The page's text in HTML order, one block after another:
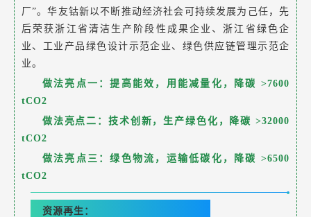
厂”。华友钴新以不断推动经济社会可持续发展为己任，先
后荣获浙江省清洁生产阶段性成果企业、浙江省绿色企
业、工业产品绿色设计示范企业、绿色供应链管理示范企
业。
做法亮点一：提高能效，用能减量化，降碳 >7600
tCO2
做法亮点二：技术创新，生产绿色化，降碳 >32000
tCO2
做法亮点三：绿色物流，运输低碳化，降碳 >6500
tCO2
资源再生：